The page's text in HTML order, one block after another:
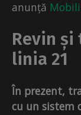
anunță
Revin și
linia 21
În prezent,
cu un sistem